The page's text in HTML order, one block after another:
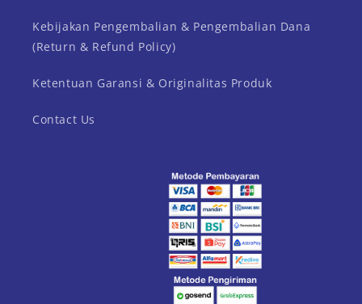
Kebijakan Pengembalian & Pengembalian Dana
(Return & Refund Policy)
Ketentuan Garansi & Originalitas Produk
Contact Us